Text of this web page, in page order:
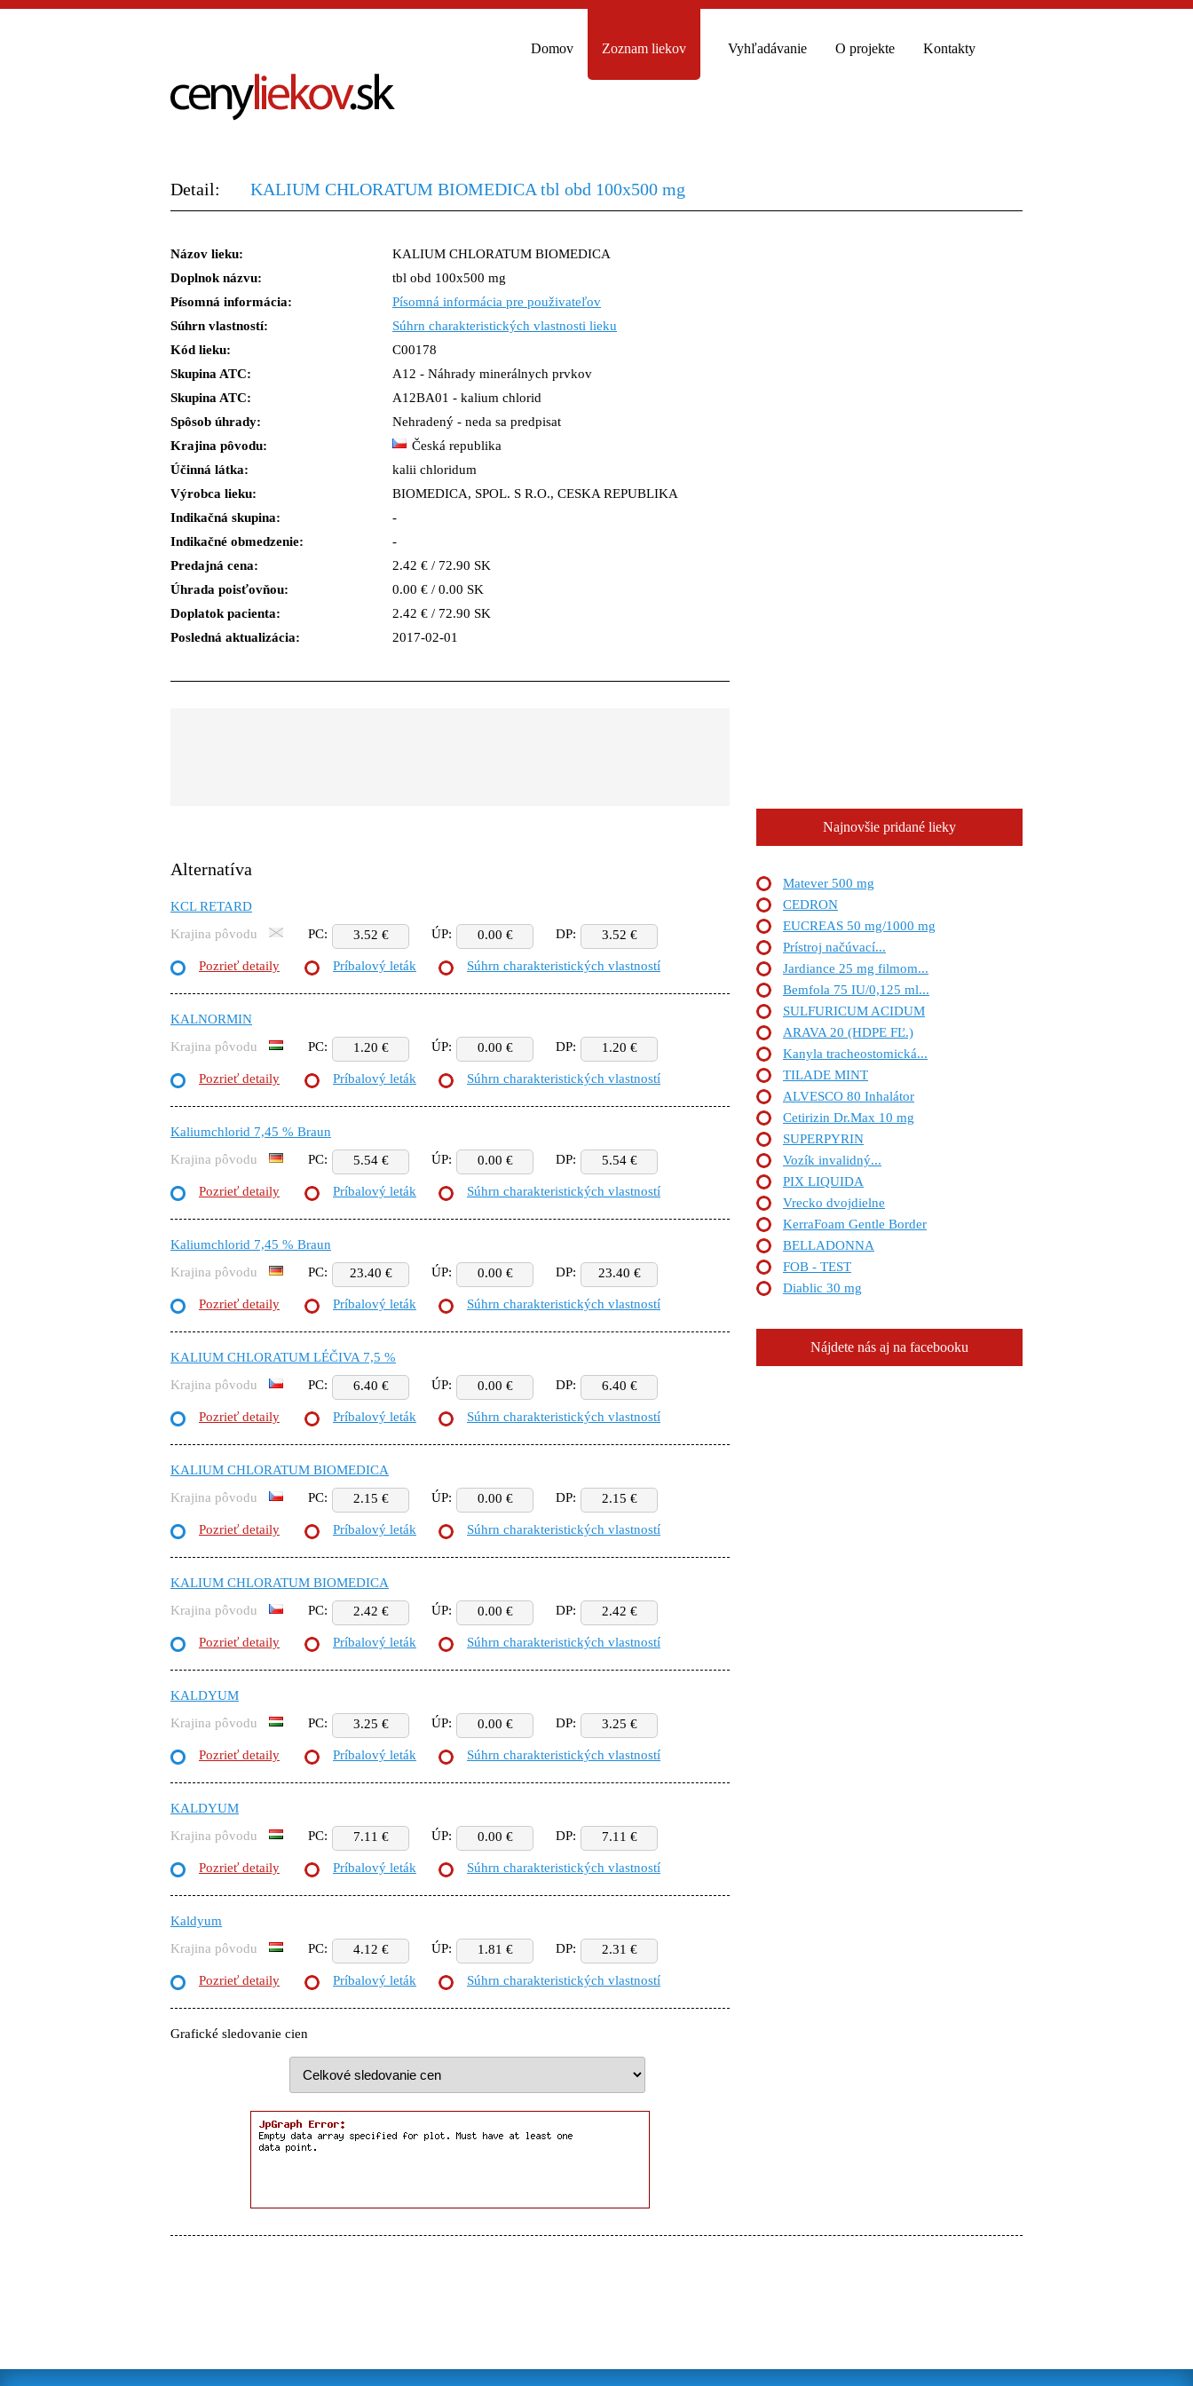
Domov Zoznam liekov Vyhľadávanie O projekte Kontakty
Detail: KALIUM CHLORATUM BIOMEDICA tbl obd 100x500 mg
Názov lieku:
KALIUM CHLORATUM BIOMEDICA
Doplnok názvu:
tbl obd 100x500 mg
Písomná informácia:
Písomná informácia pre použivateľov
Súhrn vlastností:
Súhrn charakteristických vlastnosti lieku
Kód lieku:
C00178
Skupina ATC:
A12 - Náhrady minerálnych prvkov
Skupina ATC:
A12BA01 - kalium chlorid
Spôsob úhrady:
Nehradený - neda sa predpisat
Krajina pôvodu:
Česká republika
Účinná látka:
kalii chloridum
Výrobca lieku:
BIOMEDICA, SPOL. S R.O., CESKA REPUBLIKA
Indikačná skupina:
-
Indikačné obmedzenie:
-
Predajná cena:
2.42 € / 72.90 SK
Úhrada poisťovňou:
0.00 € / 0.00 SK
Doplatok pacienta:
2.42 € / 72.90 SK
Posledná aktualizácia:
2017-02-01
Alternatíva
KCL RETARD
Krajina pôvodu
PC: 3.52 € ÚP: 0.00 € DP: 3.52 €
Pozrieť detaily Príbalový leták Súhrn charakteristických vlastností
KALNORMIN
Krajina pôvodu
PC: 1.20 € ÚP: 0.00 € DP: 1.20 €
Pozrieť detaily Príbalový leták Súhrn charakteristických vlastností
Kaliumchlorid 7,45 % Braun
Krajina pôvodu
PC: 5.54 € ÚP: 0.00 € DP: 5.54 €
Pozrieť detaily Príbalový leták Súhrn charakteristických vlastností
Kaliumchlorid 7,45 % Braun
Krajina pôvodu
PC: 23.40 € ÚP: 0.00 € DP: 23.40 €
Pozrieť detaily Príbalový leták Súhrn charakteristických vlastností
KALIUM CHLORATUM LÉČIVA 7,5 %
Krajina pôvodu
PC: 6.40 € ÚP: 0.00 € DP: 6.40 €
Pozrieť detaily Príbalový leták Súhrn charakteristických vlastností
KALIUM CHLORATUM BIOMEDICA
Krajina pôvodu
PC: 2.15 € ÚP: 0.00 € DP: 2.15 €
Pozrieť detaily Príbalový leták Súhrn charakteristických vlastností
KALIUM CHLORATUM BIOMEDICA
Krajina pôvodu
PC: 2.42 € ÚP: 0.00 € DP: 2.42 €
Pozrieť detaily Príbalový leták Súhrn charakteristických vlastností
KALDYUM
Krajina pôvodu
PC: 3.25 € ÚP: 0.00 € DP: 3.25 €
Pozrieť detaily Príbalový leták Súhrn charakteristických vlastností
KALDYUM
Krajina pôvodu
PC: 7.11 € ÚP: 0.00 € DP: 7.11 €
Pozrieť detaily Príbalový leták Súhrn charakteristických vlastností
Kaldyum
Krajina pôvodu
PC: 4.12 € ÚP: 1.81 € DP: 2.31 €
Pozrieť detaily Príbalový leták Súhrn charakteristických vlastností
Grafické sledovanie cien
Najnovšie pridané lieky
Matever 500 mg
CEDRON
EUCREAS 50 mg/1000 mg
Prístroj načúvací...
Jardiance 25 mg filmom...
Bemfola 75 IU/0,125 ml...
SULFURICUM ACIDUM
ARAVA 20 (HDPE FĽ.)
Kanyla tracheostomická...
TILADE MINT
ALVESCO 80 Inhalátor
Cetirizin Dr.Max 10 mg
SUPERPYRIN
Vozík invalidný...
PIX LIQUIDA
Vrecko dvojdielne
KerraFoam Gentle Border
BELLADONNA
FOB - TEST
Diablic 30 mg
Nájdete nás aj na facebooku